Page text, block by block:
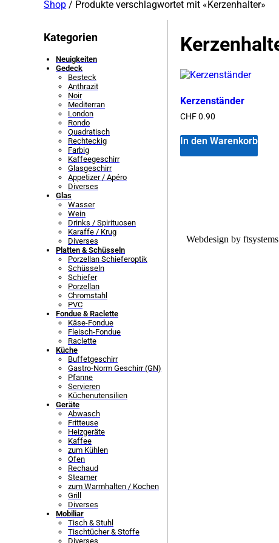
Shop / Produkte verschlagwortet mit «Kerzenhalter»
Kategorien
Neuigkeiten
Gedeck
Besteck
Anthrazit
Noir
Mediterran
London
Rondo
Quadratisch
Rechteckig
Farbig
Kaffee­­geschirr
Glasgeschirr
Appetizer / Apéro
Diverses
Glas
Wasser
Wein
Drinks / Spirituosen
Karaffe / Krug
Diverses
Platten & Schüsseln
Porzellan Schieferoptik
Schüsseln
Schiefer
Porzellan
Chromstahl
PVC
Fondue & Raclette
Käse-Fondue
Fleisch-Fondue
Raclette
Küche
Buffetgeschirr
Gastro-Norm Geschirr (GN)
Pfanne
Servieren
Küchenutensilien
Geräte
Abwasch
Fritteuse
Heizgeräte
Kaffee
zum Kühlen
Ofen
Rechaud
Steamer
zum Warmhalten / Kochen
Grill
Diverses
Mobiliar
Tisch & Stuhl
Tischtücher & Stoffe
Diverses
Kerzenständer
CHF0.90
In den Warenkorb
Webdesign by